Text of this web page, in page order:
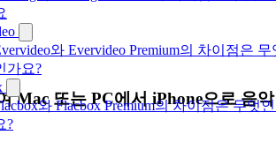
와 Evervideo Premium의 차이점은 무
가요?
와 Flacbox Premium의 차이점은 무엇
?
Mac 또는 PC에서 iPhone으로 음악